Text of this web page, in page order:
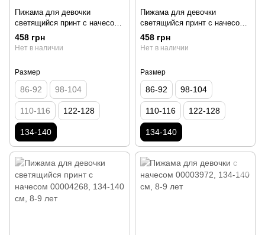
Пижама для девочки
светящийся принт с начесом
00004284, 134-140 см, 8-9 лет
458 грн
Нет в наличии
Размер
86-92 98-104
110-116 122-128
134-140
Пижама для девочки
светящийся принт с начесом
00004282, 134-140 см, 8-9 лет
458 грн
Нет в наличии
Размер
86-92 98-104
110-116 122-128
134-140